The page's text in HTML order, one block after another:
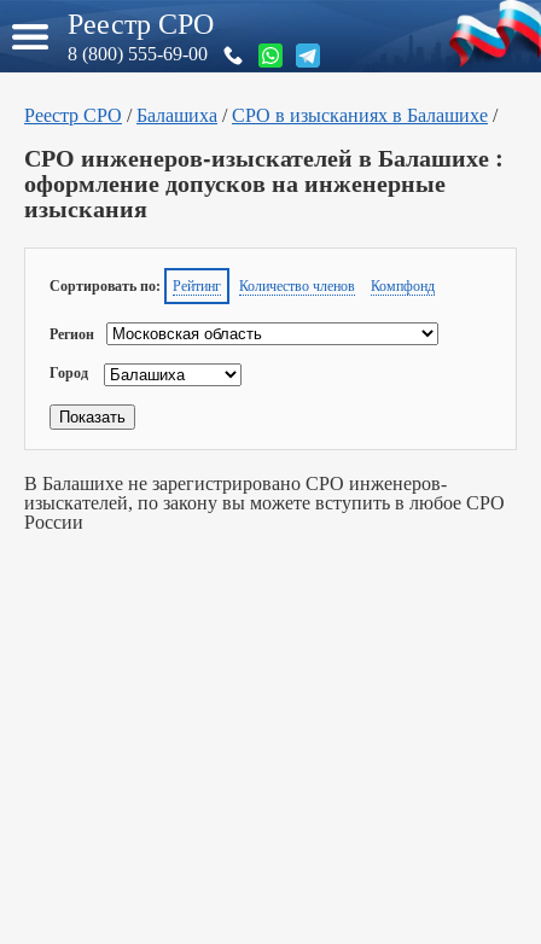
Реестр СРО
8 (800) 555-69-00
Реестр СРО /Балашиха /СРО в изысканиях в Балашихе /
СРО инженеров-изыскателей в Балашихе :
оформление допусков на инженерные
изыскания
Сортировать по: Рейтинг Количество членов Компфонд
Регион
Город
В Балашихе не зарегистрировано СРО инженеров-
изыскателей, по закону вы можете вступить в любое СРО
России